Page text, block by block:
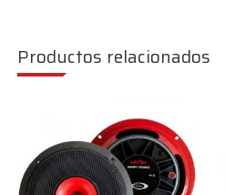
Productos relacionados